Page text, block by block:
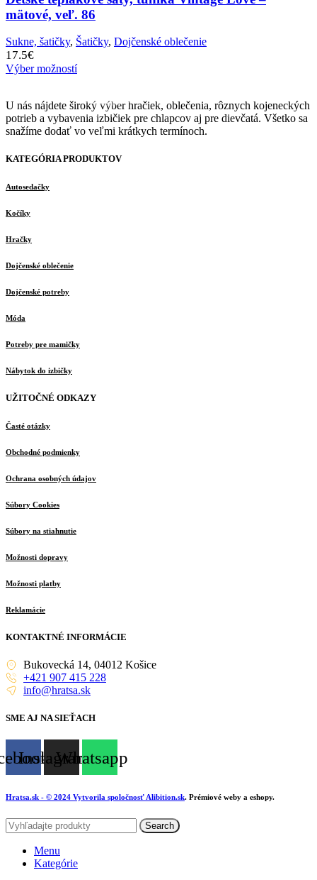
mätové, veľ. 86
Sukne, šatičky, Šatičky, Dojčenské oblečenie
17.5€
Výber možností
U nás nájdete široký výber hračiek, oblečenia, rôznych kojeneckých
potrieb a vybavenia izbičiek pre chlapcov aj pre dievčatá. Všetko sa
snažíme dodať vo veľmi krátkych termínoch.
KATEGÓRIA PRODUKTOV
Autosedačky
Kočíky
Hračky
Dojčenské oblečenie
Dojčenské potreby
Móda
Potreby pre mamičky
Nábytok do izbičky
UŽITOČNÉ ODKAZY
Časté otázky
Obchodné podmienky
Ochrana osobných údajov
Súbory Cookies
Súbory na stiahnutie
Možnosti dopravy
Možnosti platby
Reklamácie
KONTAKTNÉ INFORMÁCIE
Bukovecká 14, 04012 Košice
+421 907 415 228
info@hratsa.sk
SME AJ NA SIEŤACH
InstagramWhatsapp
Hratsa.sk - © 2024 Vytvorila spoločnosť Alibition.sk. Prémiové weby a eshopy.
Search
Menu
Kategórie